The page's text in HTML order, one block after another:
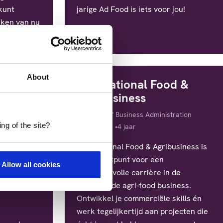
About
of the site?
Allow all cookies
van nu
jarige Ad Food is iets voor jou!
slag
International Food &
Agribusiness
Bachelor of Business Administration
Studieduur
4 jaar
International Food & Agribusiness is
jouw startpunt voor een
betekenisvolle carrière in de
wereldwijde agri-food business.
Ontwikkel je commerciële skills én
werk tegelijkertijd aan projecten die